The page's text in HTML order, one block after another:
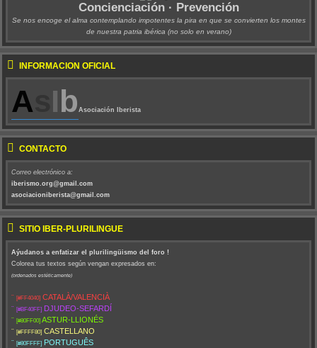
Concienciación · Prevención
Se nos encoge el alma contemplando impotentes la pira en que se convierten los montes
de nuestra patria ibérica (no solo en verano)
INFORMACIÓN OFICIAL
A Ib Asociación Iberista
CONTACTO
Correo electrónico a:
iberismo.org@gmail.com
asociacioniberista@gmail.com
SITIO IBER-PLURILINGÜE
Aýudanos a enfatizar el plurilingüismo del foro !
Colorea tus textos según vengan expresados en:
(ordenados estéticamente)
¨ [#FF4040] CATALÀ/VALENCIÀ
¨ [#BF40FF] DJUDEO-SEFARDÍ
¨ [#80FF00] ASTUR-LLIONÉS
¨ [#FFFF80] CASTELLANO
¨ [#80FFFF] PORTUGUÊS